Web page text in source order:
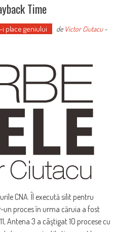
Time
i place geniului de Victor Ciutacu-
CNA. Îl execută silit pentru
proces în urma căruia a fost
Antena 3 a câştigat 10 procese cu